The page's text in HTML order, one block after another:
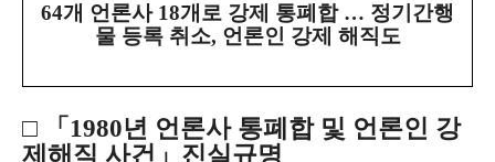
64개 언론사 18개로 강제 통폐합 … 정기간행
물 등록 취소, 언론인 강제 해직도
□ 「1980년 언론사 통폐합 및 언론인 강
제해직 사건」진실규명